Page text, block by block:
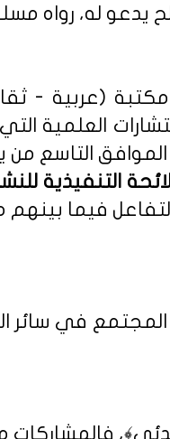
يدعو له، رواه
(عربية -
العلمية
فيما بينهم
في سائر